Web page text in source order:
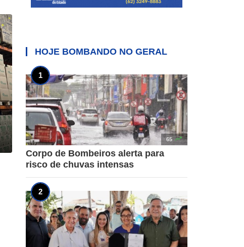
HOJE BOMBANDO NO GERAL
65 
Corpo de Bombeiros alerta para
risco de chuvas intensas